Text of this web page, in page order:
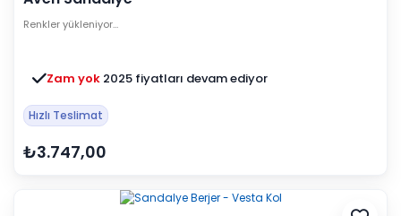
Renkler yükleniyor…
Zam yok 2025 fiyatları devam ediyor
Hızlı Teslimat
₺3.747,00